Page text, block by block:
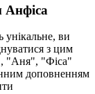
Анфіса
унікальне, ви
з цим
"Аня", "Фіса"
доповненням